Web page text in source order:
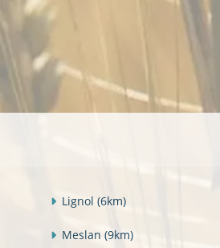
Lignol (6km)
Meslan (9km)